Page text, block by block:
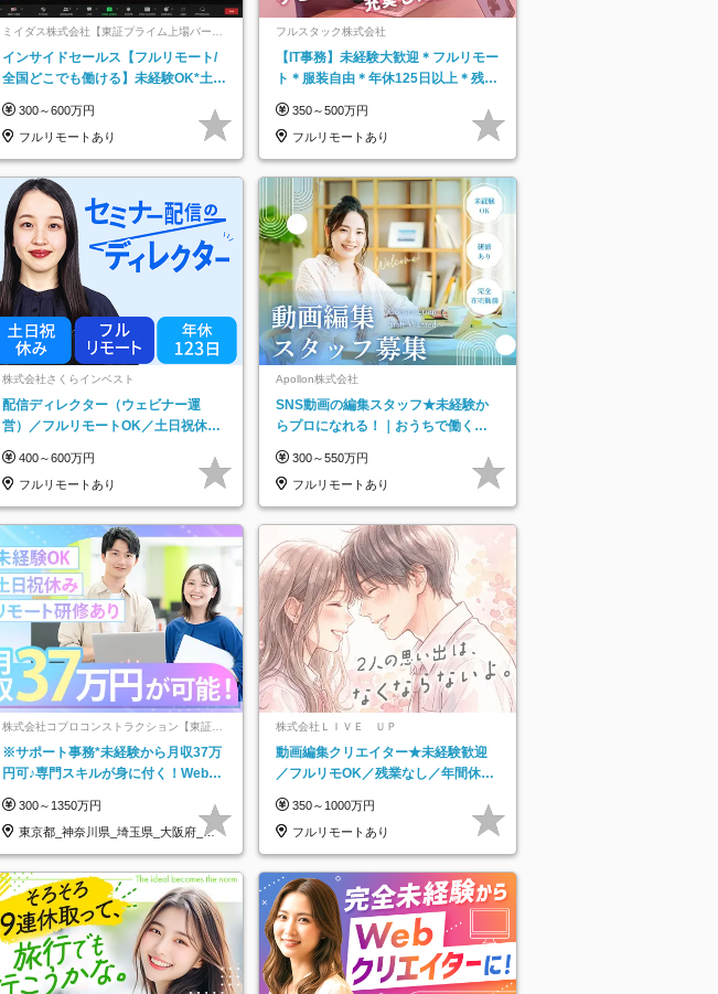
ミイダス株式会社【東証プライム上場パーソ
インサイドセールス【フルリモート/
全国どこでも働ける】未経験OK*土日
300～600万円
フルリモートあり
フルスタック株式会社
【IT事務】未経験大歓迎＊フルリモー
ト＊服装自由＊年休125日以上＊残業
350～500万円
フルリモートあり
株式会社さくらインベスト
配信ディレクター（ウェビナー運
営）／フルリモートOK／土日祝休み
400～600万円
フルリモートあり
Apollon株式会社
SNS動画の編集スタッフ★未経験か
らプロになれる！｜おうちで働くフ
300～550万円
フルリモートあり
株式会社コプロコンストラクション【東証プ
ライム上場コプロ・ホールディングス子会
社】
※サポート事務*未経験から月収37万
円可♪専門スキルが身に付く！Web面
300～1350万円
東京都_神奈川県_埼玉県_大阪府_愛
知県…
株式会社ＬＩＶＥ ＵＰ
動画編集クリエイター★未経験歓迎
／フルリモOK／残業なし／年間休日
実で安心
350～1000万円
フルリモートあり